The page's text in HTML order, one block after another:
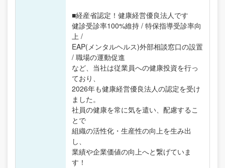
■経産省認定！健康経営優良法人です
健診受診率100%維持 / 特保指導受診率向
上 /
EAP(メンタルヘルス)外部相談窓口の設置
/ 職場の運動促進
など、当社は従業員への健康投資を行っ
ており、
2026年も健康経営優良法人の認定を受け
ました。
社員の健康を常に気を遣い、配慮するこ
とで
組織の活性化・生産性の向上を生み出
し、
業績や企業価値の向上へと繋げていま
す！